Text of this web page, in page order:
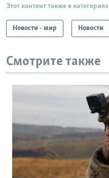
Этот контент также в категориях
Новости - мир Новости
Смотрите также